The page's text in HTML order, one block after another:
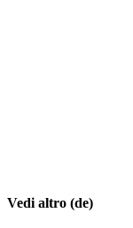
Vedi altro (de)